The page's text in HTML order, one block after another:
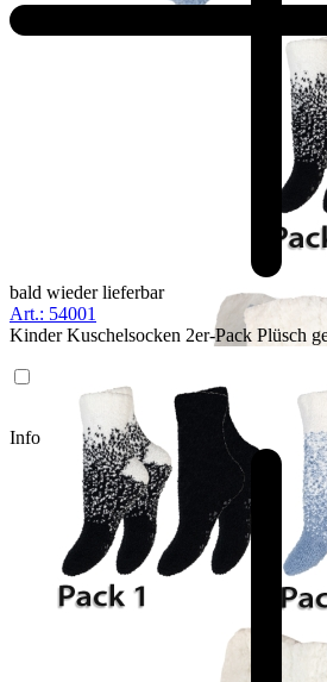
bald wieder lieferbar
Art.: 54001
Kinder Kuschelsocken 2er-Pack Plüsch
Info